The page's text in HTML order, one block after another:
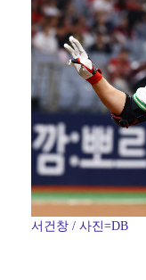
[ST포토]
[ST포토]
[ST포토]
서건창 / 사진=DB